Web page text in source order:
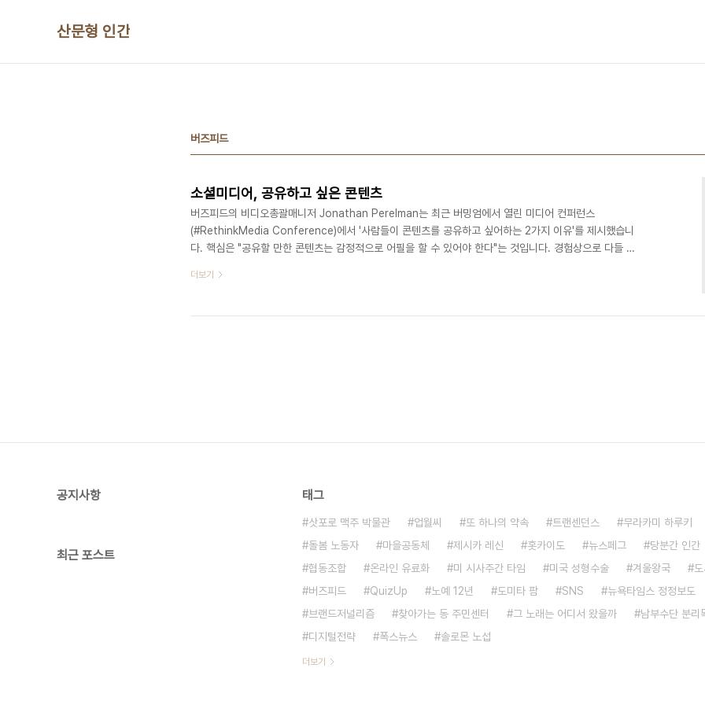
산문형 인간
버즈피드
소셜미디어, 공유하고 싶은 콘텐츠
버즈피드의 비디오총괄매니저 Jonathan Perelman는 최근 버밍엄에서 열린 미디어 컨퍼런스
(#RethinkMedia Conference)에서 '사람들이 콘텐츠를 공유하고 싶어하는 2가지 이유'를 제시했습니
다. 핵심은 "공유할 만한 콘텐츠는 감정적으로 어필을 할 수 있어야 한다"는 것입니다. 경험상으로 다들 알
제"라면서 "미디어가 중앙화된 방송에서 민주적인 소셜미디어로 이동하고 있다"고 말했습니다. 오후 9시
스의 영향력이라는 것은 소셜미디어 서클 안에서 형성된다고..
더보기
공지사항
최근 포스트
태그
삿포로 맥주 박물관 업월씨 또 하나의 약속 트랜센던스
무라카미 하루키
돌봄 노동자
마을공동체 제시카 레신 홋카이도 뉴스페그
당분간 인간
협동조합
온라인 유료화 미 시사주간 타임 미국 성형수술 겨울왕국
버즈피드
QuizUp 노예 12년 도미타 팜 SNS
뉴욕타임스 정정보도
브랜드저널리즘
찾아가는 동 주민센터 그 노래는 어디서 왔을까
남부수단 분리
디지털전략
폭스뉴스 솔로몬 노섭
더보기